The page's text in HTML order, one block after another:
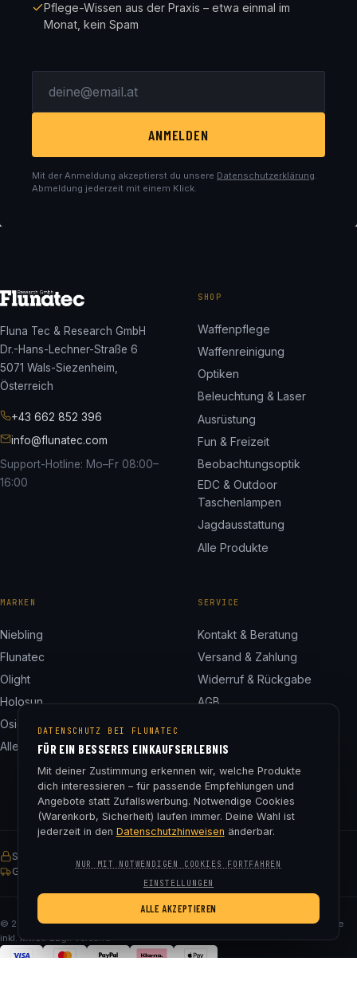
Pflege-Wissen aus der Praxis – etwa einmal im
Monat, kein Spam
ANMELDEN
Mit der Anmeldung akzeptierst du unsere Datenschutzerklärung.
Abmeldung jederzeit mit einem Klick.
Fluna Tec & Research GmbH
Dr.-Hans-Lechner-Straße 6
5071 Wals-Siezenheim,
Österreich
+43 662 852 396
info@flunatec.com
Support-Hotline: Mo–Fr 08:00–
16:00
SHOP
Waffenpflege
Waffenreinigung
Optiken
Beleuchtung & Laser
Ausrüstung
Fun & Freizeit
Beobachtungsoptik
EDC & Outdoor
Taschenlampen
Jagdausstattung
Alle Produkte
MARKEN
Niebling
Flunatec
Olight
Holosun
Osight
Alle 24 Marken
SERVICE
Kontakt & Beratung
Versand & Zahlung
Widerruf & Rückgabe
AGB
Impressum
Cookie-Einstellungen
SSL-verschlüsselt
Gratis Versand ab € 75
© 2026 Fluna Tec & Research GmbH · FN 330182m, LG Salzburg · Alle Preise
inkl. MwSt. zzgl. Versand
DATENSCHUTZ BEI FLUNATEC
FÜR EIN BESSERES EINKAUFSERLEBNIS
Mit deiner Zustimmung erkennen wir, welche Produkte
dich interessieren – für passende Empfehlungen und
Angebote statt Zufallswerbung. Notwendige Cookies
(Warenkorb, Sicherheit) laufen immer. Deine Wahl ist
jederzeit in den Datenschutzhinweisen änderbar.
ALLE AKZEPTIEREN
EINSTELLUNGEN
NUR MIT NOTWENDIGEN COOKIES FORTFAHREN